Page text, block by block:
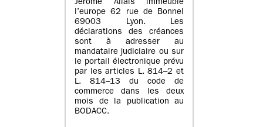
Jérôme Allais immeuble
l’europe 62 rue de Bonnel
69003 Lyon. Les
déclarations des créances
sont à adresser au
mandataire judiciaire ou sur
le portail électronique prévu
par les articles L. 814–2 et
L. 814–13 du code de
commerce dans les deux
mois de la publication au
BODACC.